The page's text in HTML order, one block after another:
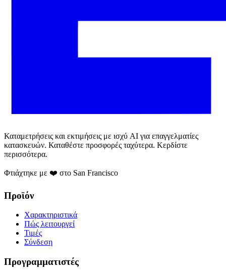
Καταμετρήσεις και εκτιμήσεις με ισχύ AI για επαγγελματίες
κατασκευών. Καταθέστε προσφορές ταχύτερα. Κερδίστε
περισσότερα.
Φτιάχτηκε με ❤️ στο San Francisco
Προϊόν
Χαρακτηριστικά
Πώς λειτουργεί
Τιμές
Σύνδεση
Προγραμματιστές